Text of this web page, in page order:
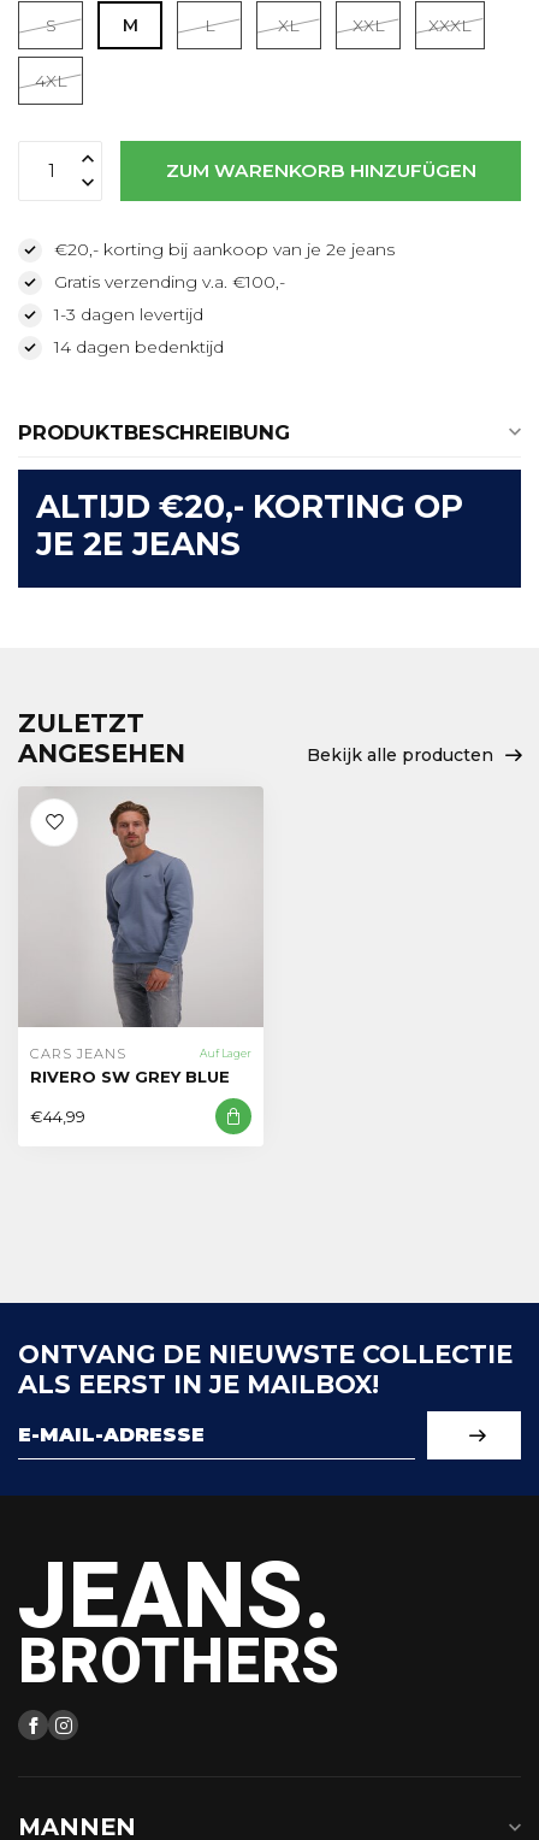
Lesen Sie mehr
S M L XL XXL XXXL
4XL
ZUM WARENKORB HINZUFÜGEN
€20,- korting bij aankoop van je 2e jeans
Gratis verzending v.a. €100,-
1-3 dagen levertijd
14 dagen bedenktijd
PRODUKTBESCHREIBUNG
ALTIJD €20,- KORTING OP
JE 2E JEANS
ZULETZT
ANGESEHEN
Bekijk alle producten
CARS JEANS Auf Lager
RIVERO SW GREY BLUE
€44,99
ONTVANG DE NIEUWSTE COLLECTIE
ALS EERST IN JE MAILBOX!
JEANS.
BROTHERS
MANNEN